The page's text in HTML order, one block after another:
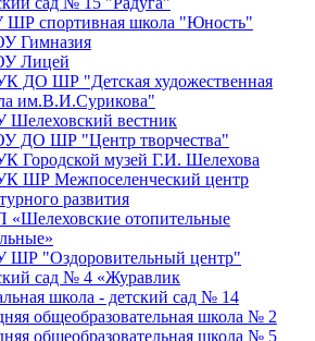
спортивная школа "Юность"
Гимназия
Лицей
ДО ШР "Детская художественная
им.В.И.Сурикова"
вестник
ДО ШР "Центр творчества"
Городской музей Г.И. Шелехова
ШР Межпоселенческий центр
развития
отопительные
"Оздоровительный центр"
сад № 4 «Журавлик
школа - детский сад № 14
общеобразовательная школа № 2
общеобразовательная школа № 5